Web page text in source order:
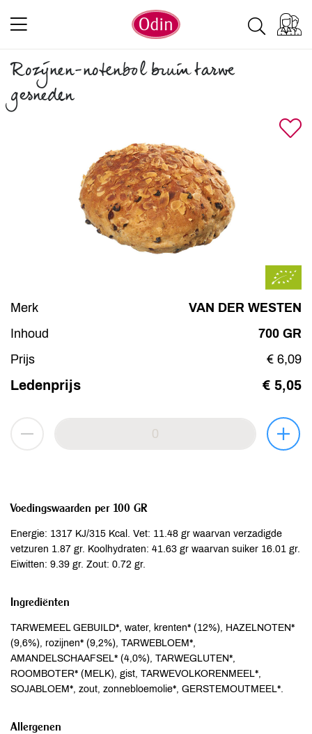
Rozijnen-notenbol bruin tarwe
gesneden
Merk
VAN DER WESTEN
Inhoud
700 GR
Prijs
€ 6,09
Ledenprijs € 5,05
Voedingswaarden per 100 GR
Energie: 1317 KJ/315 Kcal. Vet: 11.48 gr waarvan verzadigde
vetzuren 1.87 gr. Koolhydraten: 41.63 gr waarvan suiker 16.01 gr.
Eiwitten: 9.39 gr. Zout: 0.72 gr.
Ingrediënten
TARWEMEEL GEBUILD*, water, krenten* (12%), HAZELNOTEN*
(9,6%), rozijnen* (9,2%), TARWEBLOEM*,
AMANDELSCHAAFSEL* (4,0%), TARWEGLUTEN*,
ROOMBOTER* (MELK), gist, TARWEVOLKORENMEEL*,
SOJABLOEM*, zout, zonnebloemolie*, GERSTEMOUTMEEL*.
Allergenen